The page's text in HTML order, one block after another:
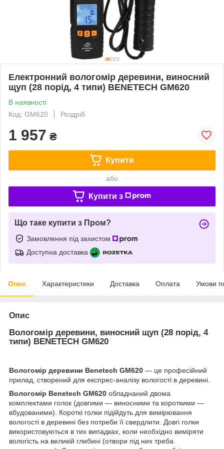
Електронний вологомір деревини, виносний
щуп (28 порід, 4 типи) BENETECH GM620
В наявності
Код: GM620
Роздріб
1 957 ₴
Купити
або
Купити з
Що таке купити з Пром?
Замовлення під захистом
Доступна доставка
Опис Характеристики Доставка Оплата Умови
Опис
Вологомір деревини, виносний щуп (28 порід, 4
типи) BENETECH GM620
Вологомір деревини Benetech GM620 — це професійний
прилад, створений для експрес-аналізу вологості в деревині.
Вологомір Benetech GM620 обладнаний двома
комплектами голок (довгими — виносними та короткими —
вбудованими). Короткі голки підійдуть для вимірювання
вологості в деревині без потреби її свердлити. Довгі голки
використовуються в тих випадках, коли необхідно виміряти
вологість на великій глибині (отвори під них треба